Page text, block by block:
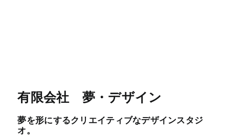
有限会社 夢・デザイン
夢を形にするクリエイティブなデザインスタジ
オ。